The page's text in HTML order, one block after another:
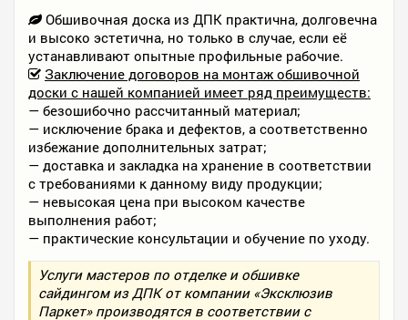
Обшивочная доска из ДПК практична, долговечна
и высоко эстетична, но только в случае, если её
устанавливают опытные профильные рабочие.
Заключение договоров на монтаж обшивочной
доски с нашей компанией имеет ряд преимуществ:
— безошибочно рассчитанный материал;
— исключение брака и дефектов, а соответственно
избежание дополнительных затрат;
— доставка и закладка на хранение в соответствии
с требованиями к данному виду продукции;
— невысокая цена при высоком качестве
выполнения работ;
— практические консультации и обучение по уходу.
Услуги мастеров по отделке и обшивке
сайдингом из ДПК от компании «Эксклюзив
Паркет» производятся в соответствии с